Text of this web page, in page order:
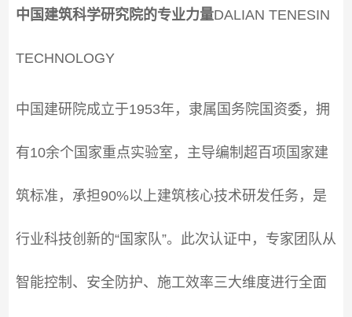
中国建筑科学研究院的专业力量DALIAN TENESIN
TECHNOLOGY
中国建研院成立于1953年，隶属国务院国资委，拥
有10余个国家重点实验室，主导编制超百项国家建
筑标准，承担90%以上建筑核心技术研发任务，是
行业科技创新的“国家队”。此次认证中，专家团队从
智能控制、安全防护、施工效率三大维度进行全面